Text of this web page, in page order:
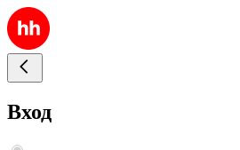
Вход